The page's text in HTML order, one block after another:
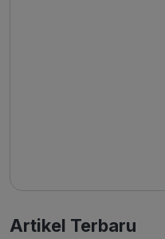
Artikel Terbaru